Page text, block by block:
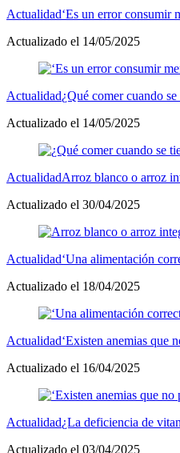
Actualidad‘Es un error consumir
Actualizado el 14/05/2025
Actualidad¿Qué comer cuando
Actualizado el 14/05/2025
ActualidadArroz blanco o arroz
Actualizado el 30/04/2025
Actualidad‘Una alimentación
Actualizado el 18/04/2025
Actualidad‘Existen anemias que
Actualizado el 16/04/2025
Actualidad¿La deficiencia de
Actualizado el 03/04/2025